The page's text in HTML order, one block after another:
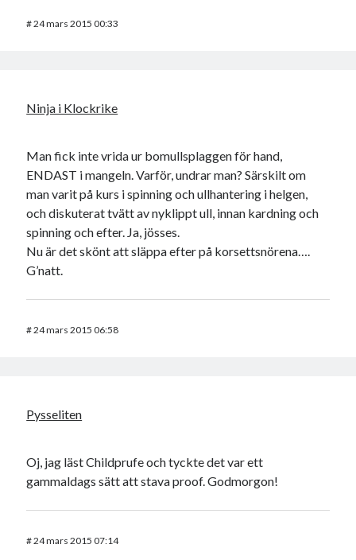
#24 mars 2015 00:33
Ninja i Klockrike
Man fick inte vrida ur bomullsplaggen för hand,
ENDAST i mangeln. Varför, undrar man? Särskilt om
man varit på kurs i spinning och ullhantering i helgen,
och diskuterat tvätt av nyklippt ull, innan kardning och
spinning och efter. Ja, jösses.
Nu är det skönt att släppa efter på korsettsnörena….
G’natt.
#24 mars 2015 06:58
Pysseliten
Oj, jag läst Childprufe och tyckte det var ett
gammaldags sätt att stava proof. Godmorgon!
#24 mars 2015 07:14